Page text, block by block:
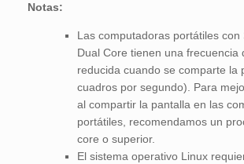
Notas:
Las computadoras portátiles con
Dual Core tienen una frecuencia
reducida cuando se comparte la
cuadros por segundo). Para
al compartir la pantalla en las
portátiles, recomendamos un
core o superior.
El sistema operativo Linux